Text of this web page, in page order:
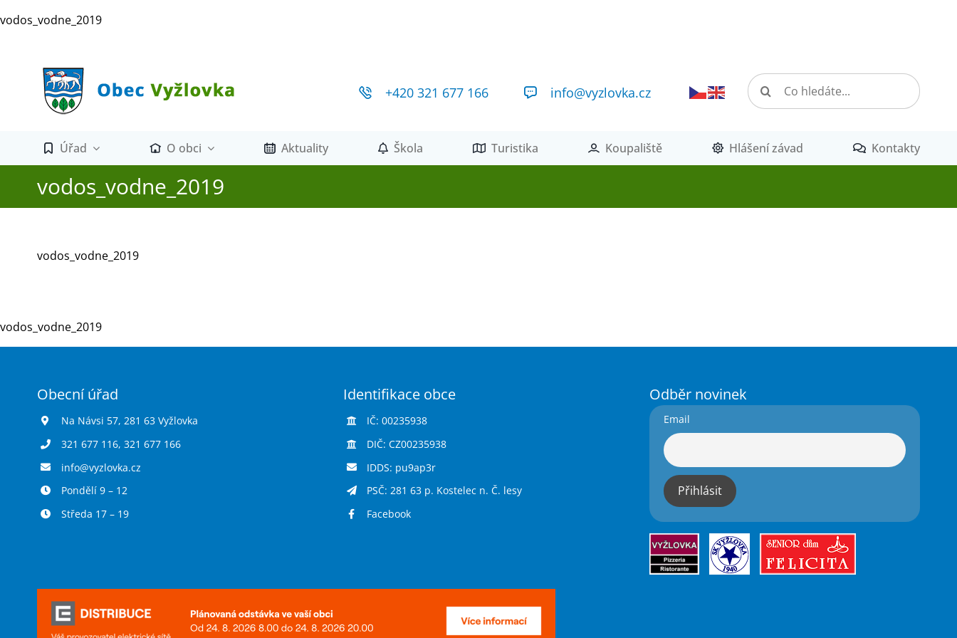
na
vodos_vodne_2019
+420 321 677 166 info@vyzlovka.cz
Hledat:
Úřad O obci Aktuality Škola Turistika Koupaliště Hlášení závad Kontakty
vodos_vodne_2019
vodos_vodne_2019
vodos_vodne_2019
Obecní úřad
Na Návsi 57, 281 63 Vyžlovka
321 677 116, 321 677 166
info@vyzlovka.cz
Pondělí 9 – 12
Středa 17 – 19
Identifikace obce
IČ: 00235938
DIČ: CZ00235938
IDDS: pu9ap3r
PSČ: 281 63 p. Kostelec n. Č. lesy
Facebook
Odběr novinek
Email